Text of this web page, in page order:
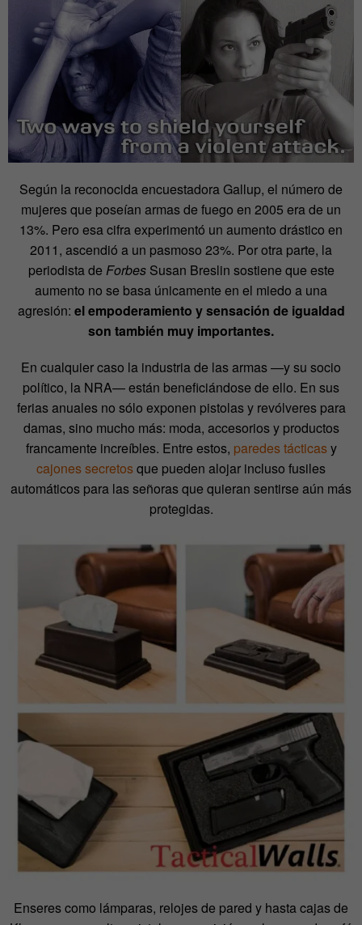
Según la reconocida encuestadora Gallup, el número de
mujeres que poseían armas de fuego en 2005 era de un
13%. Pero esa cifra experimentó un aumento drástico en
2011, ascendió a un pasmoso 23%. Por otra parte, la
periodista de ForbesSusan Breslin sostiene que este
aumento no se basa únicamente en el miedo a una
agresión: el empoderamiento y sensación de igualdad
son también muy importantes.
En cualquier caso la industria de las armas —y su socio
político, la NRA— están beneficiándose de ello. En sus
ferias anuales no sólo exponen pistolas y revólveres para
damas, sino mucho más: moda, accesorios y productos
francamente increíbles. Entre estos, paredes tácticasy
cajones secretosque pueden alojar incluso fusiles
automáticos para las señoras que quieran sentirse aún más
protegidas.
Enseres como lámparas, relojes de pared y hasta cajas de